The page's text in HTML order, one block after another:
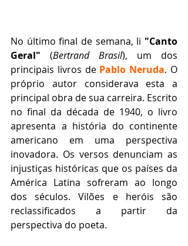
No último final de semana, li "Canto
Geral" (Bertrand Brasil), um dos
principais livros de Pablo Neruda. O
próprio autor considerava esta a
principal obra de sua carreira. Escrito
no final da década de 1940, o livro
apresenta a história do continente
americano em uma perspectiva
inovadora. Os versos denunciam as
injustiças históricas que os países da
América Latina sofreram ao longo
dos séculos. Vilões e heróis são
reclassificados a partir da
perspectiva do poeta.